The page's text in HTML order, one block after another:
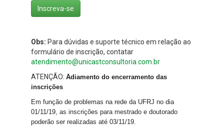
Inscreva-se
Obs: Para dúvidas e suporte técnico em relação ao
formulário de inscrição, contatar
atendimento@unicastconsultoria.com.br
ATENÇÃO: Adiamento do encerramento das
inscrições
Em função de problemas na rede da UFRJ no dia
01/11/19, as inscrições para mestrado e doutorado
poderão ser realizadas até 03/11/19.